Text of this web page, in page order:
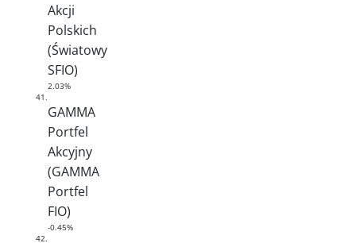
Akcji
Polskich
(Światowy
SFIO)
2.03%
41.
GAMMA
Portfel
Akcyjny
(GAMMA
Portfel
FIO)
-0.45%
42.